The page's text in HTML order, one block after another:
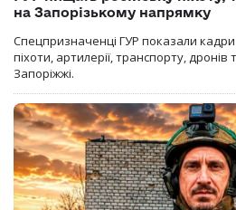
на Запорізькому напрямку
Спецпризначенці ГУР показали
піхоти, артилерії, транспорту, дронів
Запоріжжі.